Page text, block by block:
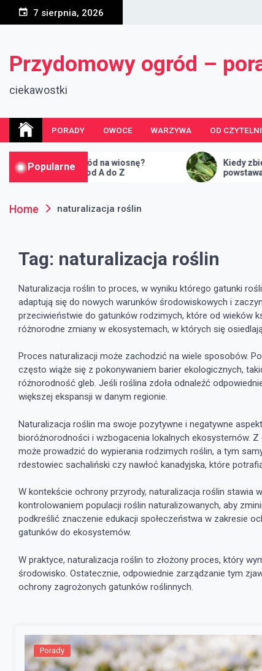
7 sierpnia, 2026
Przydomowy ogród –
ciekawostki
PORADY OWOCE WARZYWA OD
Popularne
ogród na wiosnę?
od A do Z
Kiedy zbierać ogórki i
powstawaniu ogórka
Home naturalizacja roślin
Tag: naturalizacja roślin
Naturalizacja roślin to proces, w wyniku którego gatunki
adaptują się do nowych warunków środowiskowych i
przeciwieństwie do gatunków rodzimych, które od wieków
różnorodne zmiany w ekosystemach, w których się
Proces naturalizacji może zachodzić na wiele sposobów.
często wiąże się z pokonywaniem barier ekologicznych,
różnorodność gleb. Jeśli roślina zdoła odnaleźć
większej ekspansji w danym regionie.
Naturalizacja roślin ma swoje pozytywne i negatywne
bioróżnorodności i wzbogacenia lokalnych ekosystemów.
może prowadzić do wypierania rodzimych roślin, a tym
rdestowiec sachaliński czy nawłoć kanadyjska, które
W kontekście ochrony przyrody, naturalizacja roślin stawia
kontrolowaniem populacji roślin naturalizowanych, aby
podkreślić znaczenie edukacji społeczeństwa w zakresie
gatunków do ekosystemów.
W praktyce, naturalizacja roślin to złożony proces, który
środowisko. Ostatecznie, odpowiednie zarządzanie tym
ochrony zagrożonych gatunków roślinnych.
Porady